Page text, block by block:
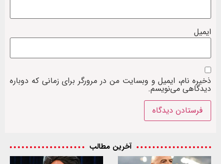
ایمیل
ذخیره نام، ایمیل و وبسایت من در مرورگر برای زمانی که دوباره
دیدگاهی می‌نویسم.
آخرین مطالب